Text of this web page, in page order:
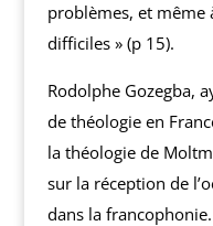
problèmes, et même
difficiles » (p 15).
Rodolphe Gozegba,
de théologie en
la théologie de
sur la réception de
dans la francophonie.